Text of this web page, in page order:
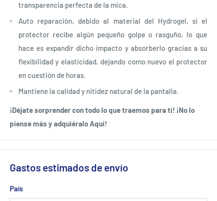
transparencia perfecta de la mica.
Auto reparación, debido al material del Hydrogel, si el
protector recibe algún pequeño golpe o rasguño, lo que
hace es expandir dicho impacto y absorberlo gracias a su
flexibilidad y elasticidad, dejando como nuevo el protector
en cuestión de horas.
Mantiene la calidad y nitidez natural de la pantalla.
¡Déjate sorprender con todo lo que traemos para ti! ¡No lo
piense más y adquiéralo Aquí!
Gastos estimados de envío
País